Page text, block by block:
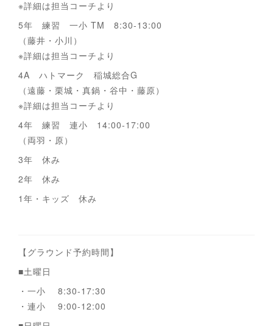
※詳細は担当コーチより
5年 練習 一小 TM 8:30-13:00
（藤井・小川）
※詳細は担当コーチより
4A ハトマーク 稲城総合G
（遠藤・栗城・真鍋・谷中・藤原）
※詳細は担当コーチより
4年 練習 連小 14:00-17:00
（両羽・原）
3年 休み
2年 休み
1年・キッズ 休み
【グラウンド予約時間】
■土曜日
・一小 8:30-17:30
・連小 9:00-12:00